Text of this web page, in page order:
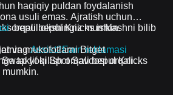
haqiqiy puldan foydalanish
usuli emas. Ajratish uchun
bepul olishingiz mumkin.
orqali bepul Knicks ishlashni bilib
Assist2Earn reklamasi
taklif qilish orqali bepul Knicks
va mukofotlarni Bitget
yoki Spot Savdosi orqali